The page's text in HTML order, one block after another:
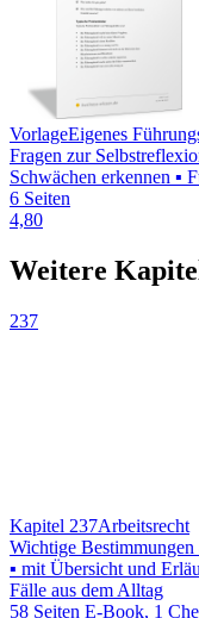
VorlageEigenes
Fragen zur
Schwächen erkennen ▪
6 Seiten
4,80
Weitere
237
Kapitel 237Arbeitsrecht
Wichtige
▪ mit Übersicht und
Fälle aus dem Alltag
58 Seiten E-Book, 1